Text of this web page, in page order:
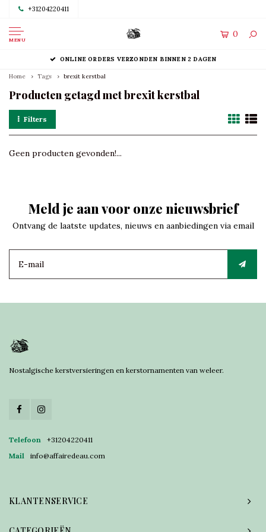
+31204220411
MENU
0
ONLINE ORDERS VERZONDEN BINNEN 2 DAGEN
Home Tags brexit kerstbal
Producten getagd met brexit kerstbal
Filters
Geen producten gevonden!...
Meld je aan voor onze nieuwsbrief
Ontvang de laatste updates, nieuws en aanbiedingen via email
Nostalgische kerstversieringen en kerstornamenten van weleer.
Telefoon
+31204220411
Mail
info@affairedeau.com
KLANTENSERVICE